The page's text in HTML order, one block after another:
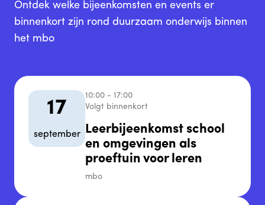
Ontdek welke bijeenkomsten en events er
binnenkort zijn rond duurzaam onderwijs binnen
het mbo
17
september
10:00 - 17:00
Volgt binnenkort
Leerbijeenkomst school
en omgevingen als
proeftuin voor leren
mbo